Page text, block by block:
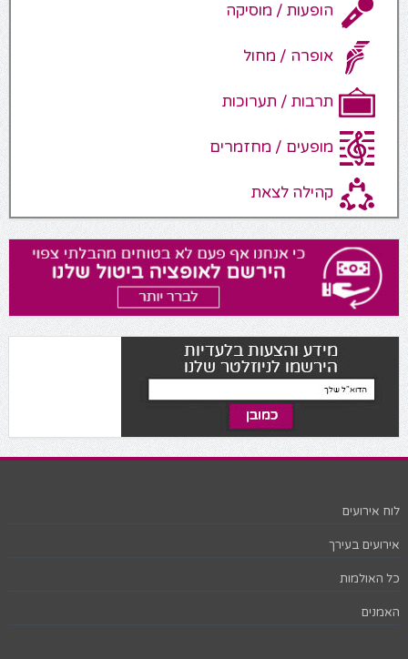
הופעות / מוסיקה
אופרה / מחול
תרבות / תערוכות
מופעים / מחזמרים
קהילה לצאת
לוח אירועים
אירועים בעירך
כל האולמות
האמנים